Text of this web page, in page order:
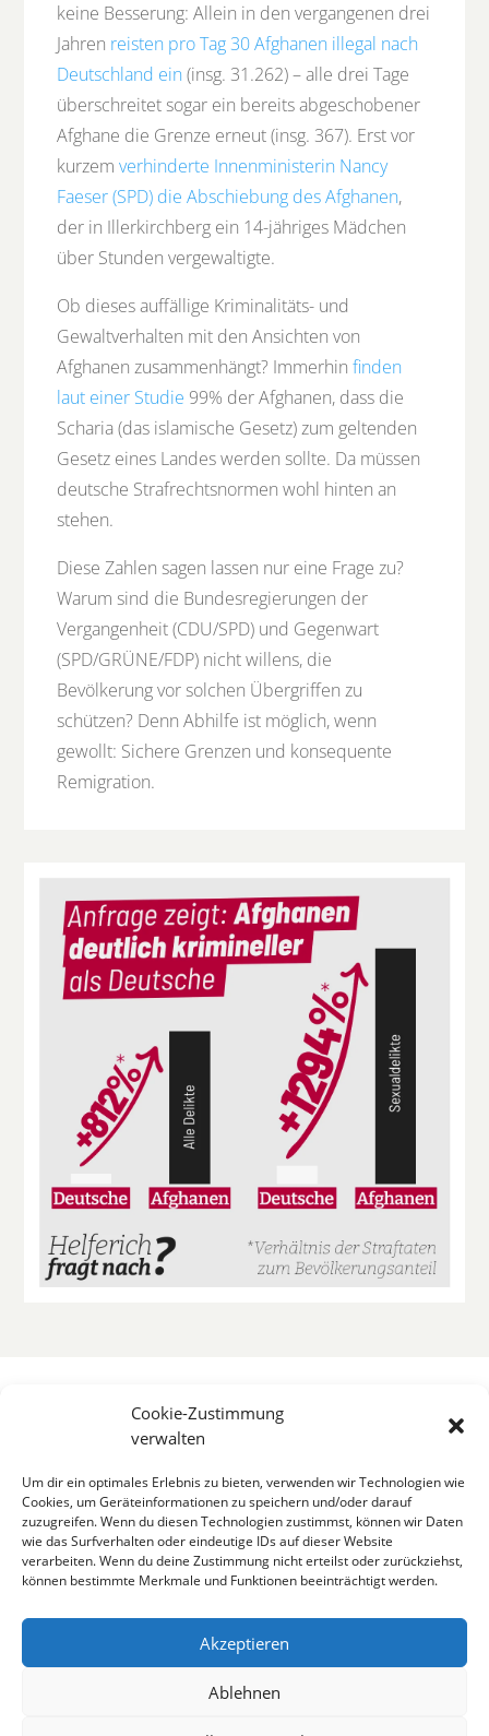
Cookie-Zustimmung
verwalten
Um dir ein optimales Erlebnis zu bieten, verwenden wir Technologien wie
Cookies, um Geräteinformationen zu speichern und/oder darauf
zuzugreifen. Wenn du diesen Technologien zustimmst, können wir Daten
wie das Surfverhalten oder eindeutige IDs auf dieser Website
verarbeiten. Wenn du deine Zustimmung nicht erteilst oder zurückziehst,
können bestimmte Merkmale und Funktionen beeinträchtigt werden.
Akzeptieren
Ablehnen
keine Besserung: Allein in den vergangenen drei
Jahren reisten pro Tag 30 Afghanen illegal nach
Deutschland ein (insg. 31.262) – alle drei Tage
überschreitet sogar ein bereits abgeschobener
Afghane die Grenze erneut (insg. 367). Erst vor
kurzemverhinderte Innenministerin Nancy
Faeser (SPD) die Abschiebung des Afghanen,
der in Illerkirchberg ein 14-jähriges Mädchen
über Stunden vergewaltigte.
Ob dieses auffällige Kriminalitäts- und
Gewaltverhalten mit den Ansichten von
Afghanen zusammenhängt? Immerhinfinden
laut einer Studie 99% der Afghanen, dass die
Scharia (das islamische Gesetz) zum geltenden
Gesetz eines Landes werden sollte. Da müssen
deutsche Strafrechtsnormen wohl hinten an
stehen.
Diese Zahlen sagen lassen nur eine Frage zu?
Warum sind die Bundesregierungen der
Vergangenheit (CDU/SPD) und Gegenwart
(SPD/GRÜNE/FDP) nicht willens, die
Bevölkerung vor solchen Übergriffen zu
schützen? Denn Abhilfe ist möglich, wenn
gewollt: Sichere Grenzen und konsequente
Remigration.